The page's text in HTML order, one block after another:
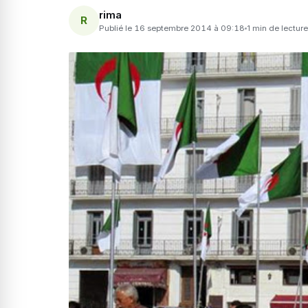
R rima
Publié le 16 septembre 2014 à 09:18 1 min de lecture